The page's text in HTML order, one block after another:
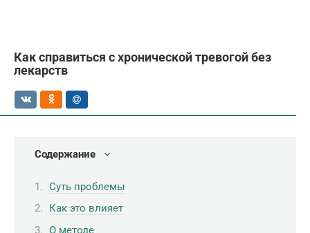
Как справиться с хронической тревогой без
лекарств
Содержание
Суть проблемы
Как это влияет
О методе